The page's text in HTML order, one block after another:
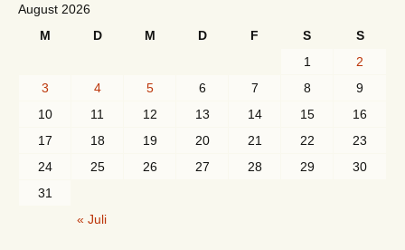
August 2026
M
D M D F S
S
1
2
3
4 5 6 7 8
9
10
11 12 13 14 15
16
17
18 19 20 21 22
23
24
25 26 27 28 29
30
31
« Juli